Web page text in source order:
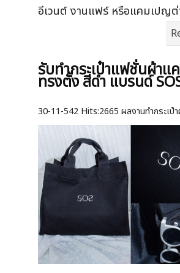
อีเวนต์ งานแฟร์ หรือแคมเปญต่
รับทำกระเป๋าแฟชั่นผ้าแ
ทรงตั้ง สีดำ แบรนด์
30-11-542 Hits:2665 ผลงานทำกระเป๋า